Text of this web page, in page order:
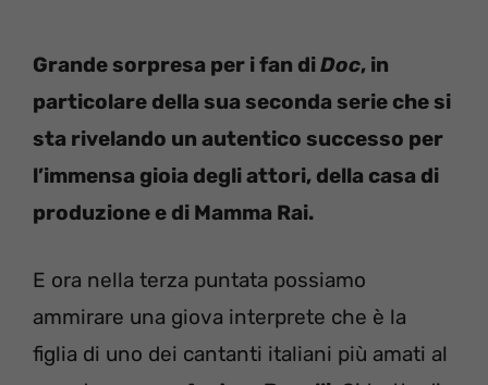
Grande sorpresa per i fan diDoc, in
particolare della sua seconda serie che si
sta rivelando un autentico successo per
l’immensa gioia degli attori, della casa di
produzione e di Mamma Rai.
E ora nella terza puntata possiamo
ammirare una giova interprete che è la
figlia di uno dei cantanti italiani più amati al